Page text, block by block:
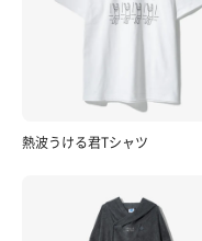
熱波うける君Tシャツ